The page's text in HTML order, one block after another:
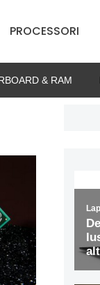
PROCESSORI
& RAM